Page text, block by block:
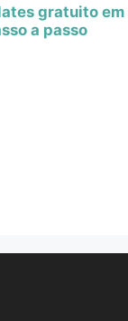
gratuito
a passo